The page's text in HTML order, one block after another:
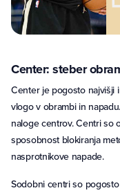
Center: steber
Center je pogosto najvišji
vlogo v obrambi in
naloge centrov. Centri so
sposobnost blokiranja
nasprotnikove napade.
Sodobni centri so